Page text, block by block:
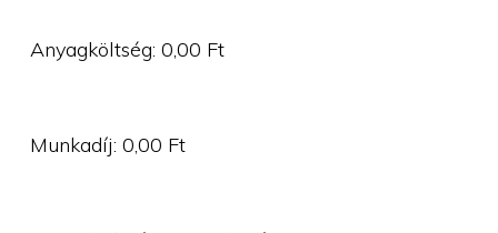
Anyagköltség:0,00 Ft
Munkadíj:0,00 Ft